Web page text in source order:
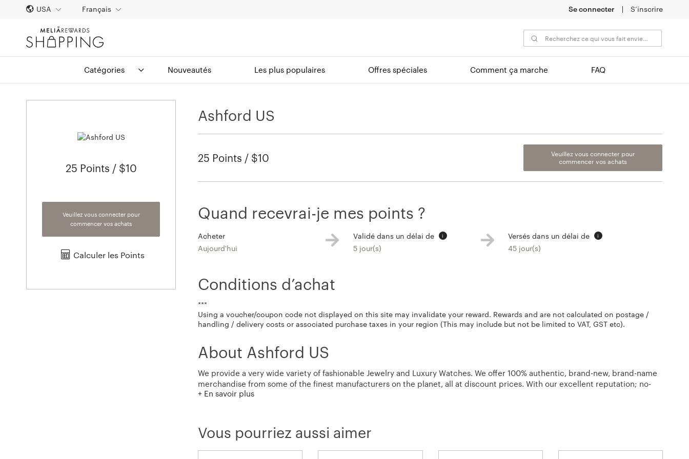
Se connecter S’inscrire
USA Français
Catégories Nouveautés Les plus populaires Offres spéciales Comment ça marche FAQ
25 Points / $10
Veuillez vous connecter pour
commencer vos achats
Calculer les Points
Ashford US
25 Points / $10
Veuillez vous connecter pour
commencer vos achats
Quand recevrai-je mes points ?
Acheter
Aujourd'hui
Validé dans un délai de i
5 jour(s)
Versés dans un délai de i
45 jour(s)
Conditions d’achat
***
Using a voucher/coupon code not displayed on this site may invalidate your reward. Rewards and are not calculated on postage /
handling / delivery costs or associated purchase taxes in your region (This may include but not be limited to VAT, GST etc).
About Ashford US
We provide a very wide variety of fashionable Jewelry and Luxury Watches. We offer 100% authentic, brand-new, brand-name
merchandise from some of the finest manufacturers on the planet, all at discount prices. With our excellent reputation; no-
hassle 30-day return policy; free shipping and savings up to 80%, you can be sure that converting with us is easy.
+ En savoir plus
Vous pourriez aussi aimer